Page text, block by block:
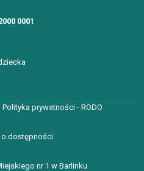
0001
Polityka prywatności - RODO
o dostępności
nr 1 w Barlinku